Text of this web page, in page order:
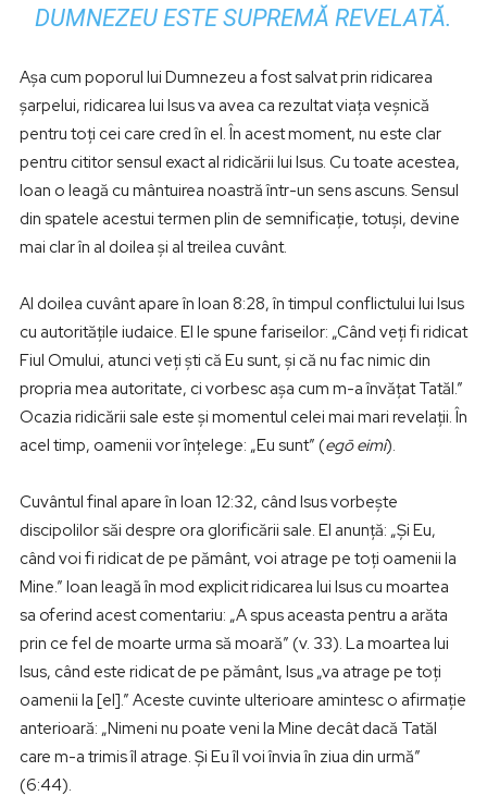
DUMNEZEU ESTE SUPREMĂ REVELATĂ.
Așa cum poporul lui Dumnezeu a fost salvat prin ridicarea
șarpelui, ridicarea lui Isus va avea ca rezultat viața veșnică
pentru toți cei care cred în el. În acest moment, nu este clar
pentru cititor sensul exact al ridicării lui Isus. Cu toate acestea,
Ioan o leagă cu mântuirea noastră într-un sens ascuns. Sensul
din spatele acestui termen plin de semnificație, totuși, devine
mai clar în al doilea și al treilea cuvânt.
Al doilea cuvânt apare în Ioan 8:28, în timpul conflictului lui Isus
cu autoritățile iudaice. El le spune fariseilor: „Când veți fi ridicat
Fiul Omului, atunci veți ști că Eu sunt, și că nu fac nimic din
propria mea autoritate, ci vorbesc așa cum m-a învățat Tatăl.”
Ocazia ridicării sale este și momentul celei mai mari revelații. În
acel timp, oamenii vor înțelege: „Eu sunt” (egō eimi).
Cuvântul final apare în Ioan 12:32, când Isus vorbește
discipolilor săi despre ora glorificării sale. El anunță: „Și Eu,
când voi fi ridicat de pe pământ, voi atrage pe toți oamenii la
Mine.” Ioan leagă în mod explicit ridicarea lui Isus cu moartea
sa oferind acest comentariu: „A spus aceasta pentru a arăta
prin ce fel de moarte urma să moară” (v. 33). La moartea lui
Isus, când este ridicat de pe pământ, Isus „va atrage pe toți
oamenii la [el].” Aceste cuvinte ulterioare amintesc o afirmație
anterioară: „Nimeni nu poate veni la Mine decât dacă Tatăl
care m-a trimis îl atrage. Și Eu îl voi învia în ziua din urmă”
(6:44).